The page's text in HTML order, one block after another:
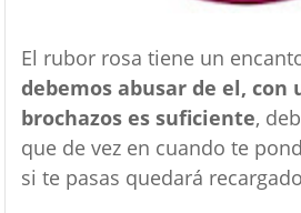
El rubor rosa tiene un
debemos abusar de el, con
brochazos es suficiente,
que de vez en cuando te
si te pasas quedará